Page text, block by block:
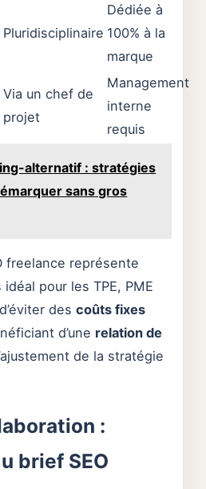
Pluridisciplinaire
Dédiée à
100% à la
marque
Via un chef de
projet
Management
interne
requis
alternatif : stratégies
sans gros
freelance représente
pour les TPE, PME
des coûts fixes
d’une relation de
de la stratégie
:
brief SEO